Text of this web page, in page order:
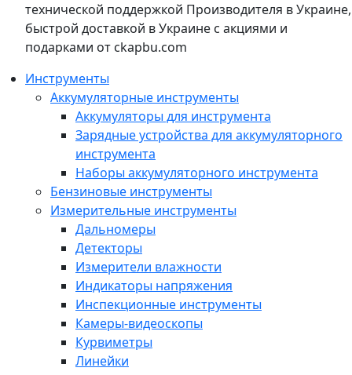
технической поддержкой Производителя в Украине,
быстрой доставкой в Украине с акциями и
подарками от ckapbu.com
Инструменты
Аккумуляторные инструменты
Аккумуляторы для инструмента
Зарядные устройства для аккумуляторного
инструмента
Наборы аккумуляторного инструмента
Бензиновые инструменты
Измерительные инструменты
Дальномеры
Детекторы
Измерители влажности
Индикаторы напряжения
Инспекционные инструменты
Камеры-видеоскопы
Курвиметры
Линейки